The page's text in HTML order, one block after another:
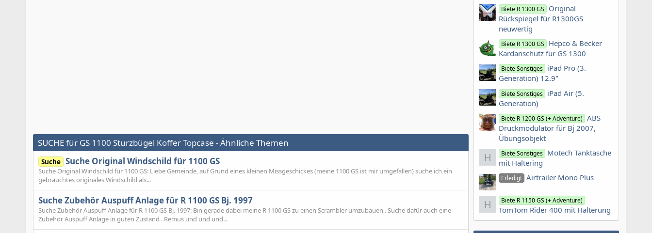
SUCHE für GS 1100 Sturzbügel Koffer Topcase - Ähnliche Themen
Suche Suche Original Windschild für 1100 GS
Suche Original Windschild für 1100 GS: Liebe Gemeinde, auf Grund eines kleinen Missgeschickes (meine 1100 GS ist mir umgefallen) suche ich ein
gebrauchtes originales Windschild als...
Suche Zubehör Auspuff Anlage für R 1100 GS Bj. 1997
Suche Zubehör Auspuff Anlage für R 1100 GS Bj. 1997: Bin gerade dabei meine R 1100 GS zu einen Scrambler umzubauen . Suche dafür auch eine
Zubehör Auspuff Anlage in guten Zustand . Remus und und und...
Biete R 1300 GS
Original
Rückspiegel für R1300GS
neuwertig
Biete R 1300 GS
Hepco & Becker
Kardanschutz für GS 1300
Biete Sonstiges iPad Pro (3.
Generation) 12.9"
Biete Sonstiges iPad Air (5.
Generation)
Biete R 1200 GS (+ Adventure) ABS
Druckmodulator für Bj 2007,
Übungsobjekt
H Biete Sonstiges Motech Tanktasche
mit Haltering
Erledigt Airtrailer Mono Plus
H Biete R 1150 GS (+ Adventure)
TomTom Rider 400 mit Halterung